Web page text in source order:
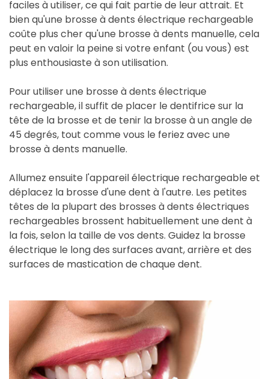
faciles à utiliser, ce qui fait partie de leur attrait. Et
bien qu'une brosse à dents électrique rechargeable
coûte plus cher qu'une brosse à dents manuelle, cela
peut en valoir la peine si votre enfant (ou vous) est
plus enthousiaste à son utilisation.
Pour utiliser une brosse à dents électrique
rechargeable, il suffit de placer le dentifrice sur la
tête de la brosse et de tenir la brosse à un angle de
45 degrés, tout comme vous le feriez avec une
brosse à dents manuelle.
Allumez ensuite l'appareil électrique rechargeable et
déplacez la brosse d'une dent à l'autre. Les petites
têtes de la plupart des brosses à dents électriques
rechargeables brossent habituellement une dent à
la fois, selon la taille de vos dents. Guidez la brosse
électrique le long des surfaces avant, arrière et des
surfaces de mastication de chaque dent.